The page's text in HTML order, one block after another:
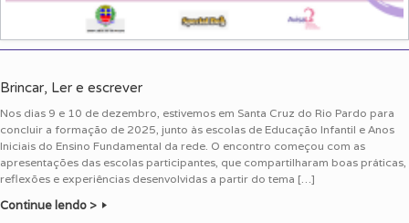
Brincar, Ler e escrever
Nos dias 9 e 10 de dezembro, estivemos em Santa Cruz do Rio Pardo para
concluir a formação de 2025, junto às escolas de Educação Infantil e Anos
Iniciais do Ensino Fundamental da rede. O encontro começou com as
apresentações das escolas participantes, que compartilharam boas práticas,
reflexões e experiências desenvolvidas a partir do tema […]
Continue lendo >